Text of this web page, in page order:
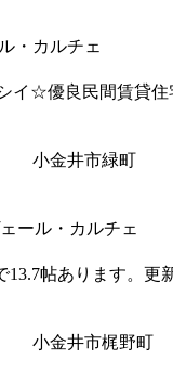
・カルチェ
イ☆優良民間賃貸住
小金井市緑町
ール・カルチェ
帖あります。更
小金井市梶野町